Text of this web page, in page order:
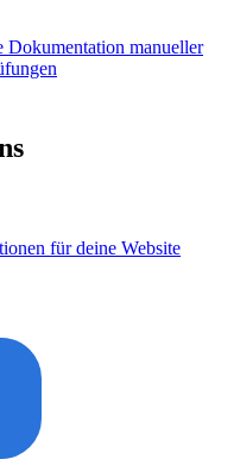
Dokumentation manueller
für deine Website